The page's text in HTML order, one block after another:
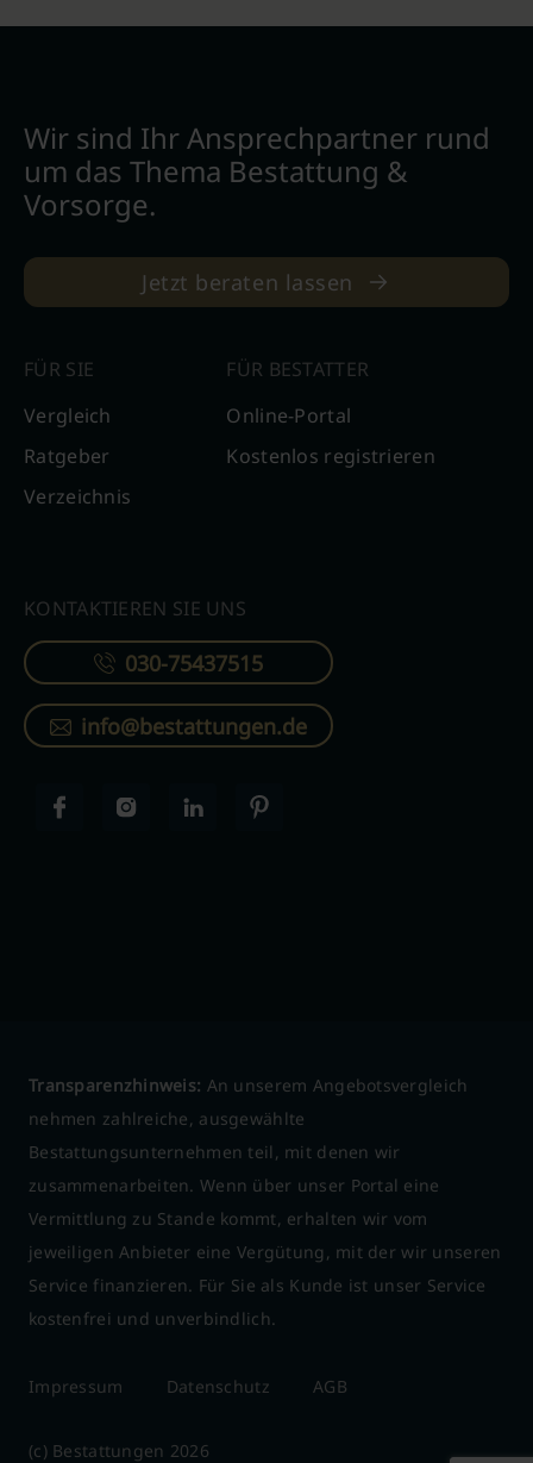
Wir sind Ihr Ansprechpartner rund
um das Thema Bestattung &
Vorsorge.
Jetzt beraten lassen
FÜR SIE
Vergleich
Ratgeber
Verzeichnis
FÜR BESTATTER
Online-Portal
Kostenlos registrieren
KONTAKTIEREN SIE UNS
030-75437515
info@bestattungen.de
Transparenzhinweis: An unserem Angebotsvergleich
nehmen zahlreiche, ausgewählte
Bestattungsunternehmen teil, mit denen wir
zusammenarbeiten. Wenn über unser Portal eine
Vermittlung zu Stande kommt, erhalten wir vom
jeweiligen Anbieter eine Vergütung, mit der wir unseren
Service finanzieren. Für Sie als Kunde ist unser Service
kostenfrei und unverbindlich.
Impressum Datenschutz AGB
(c) Bestattungen 2026